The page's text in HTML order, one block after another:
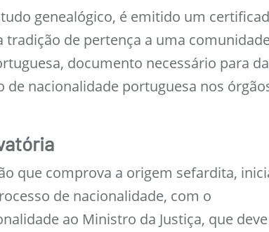
genealógico, é emitido um
tradição de pertença a uma
documento necessário para
de nacionalidade portuguesa nos
que comprova a origem sefardita,
de nacionalidade, com o
ao Ministro da Justiça, que deve